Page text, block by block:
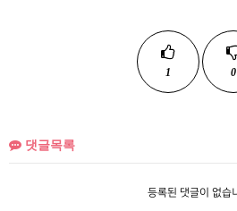
1 0
댓글목록
등록된 댓글이 없습